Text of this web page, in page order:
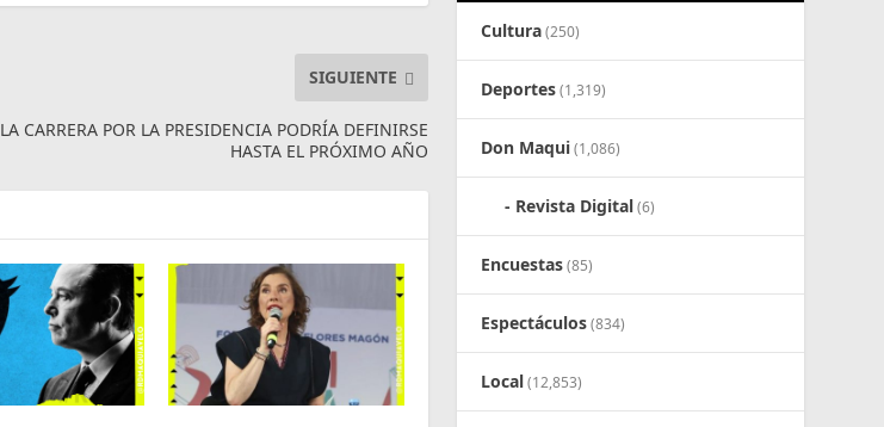
SIGUIENTE
LA CARRERA POR LA PRESIDENCIA PODRÍA DEFINIRSE
HASTA EL PRÓXIMO AÑO
Cultura(250)
Deportes(1,319)
Don Maqui(1,086)
Revista Digital(6)
Encuestas(85)
Espectáculos(834)
Local(12,853)